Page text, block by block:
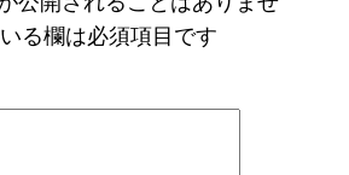
る欄は必須項目です